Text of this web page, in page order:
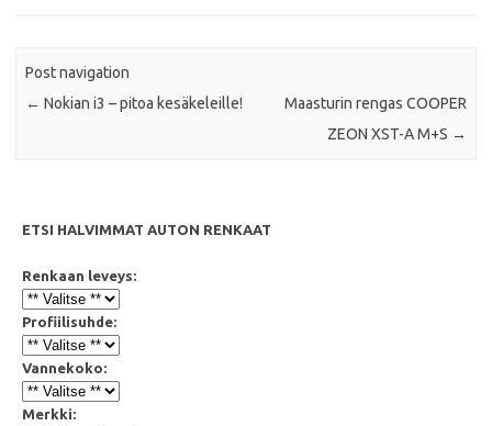
Post navigation
← Nokian i3 – pitoa kesäkeleille!
Maasturin rengas COOPER
ZEON XST-A M+S →
ETSI HALVIMMAT AUTON RENKAAT
Renkaan leveys:
Profiilisuhde:
Vannekoko:
Merkki: